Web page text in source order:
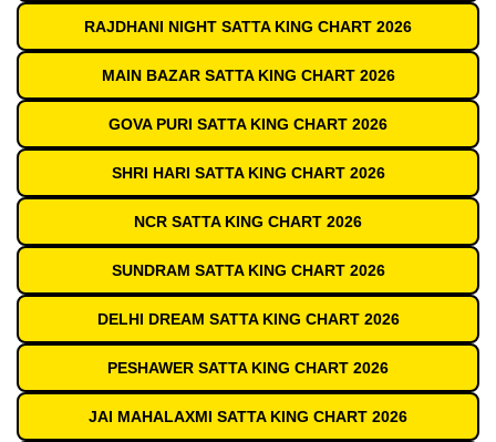
RAJDHANI NIGHT SATTA KING CHART 2026
MAIN BAZAR SATTA KING CHART 2026
GOVA PURI SATTA KING CHART 2026
SHRI HARI SATTA KING CHART 2026
NCR SATTA KING CHART 2026
SUNDRAM SATTA KING CHART 2026
DELHI DREAM SATTA KING CHART 2026
PESHAWER SATTA KING CHART 2026
JAI MAHALAXMI SATTA KING CHART 2026